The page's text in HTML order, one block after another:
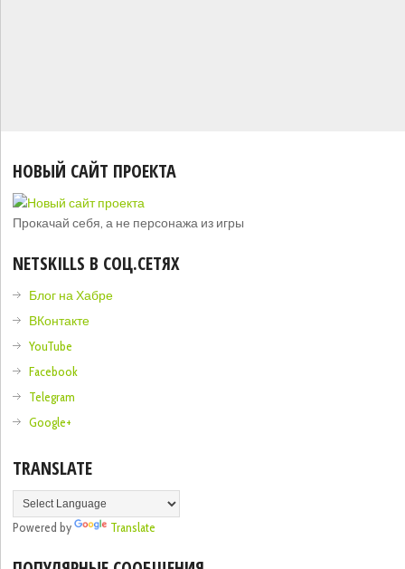
НОВЫЙ САЙТ ПРОЕКТА
Прокачай себя, а не персонажа из игры
NETSKILLS В СОЦ.СЕТЯХ
Блог на Хабре
ВКонтакте
YouTube
Facebook
Telegram
Google+
TRANSLATE
Powered by Translate